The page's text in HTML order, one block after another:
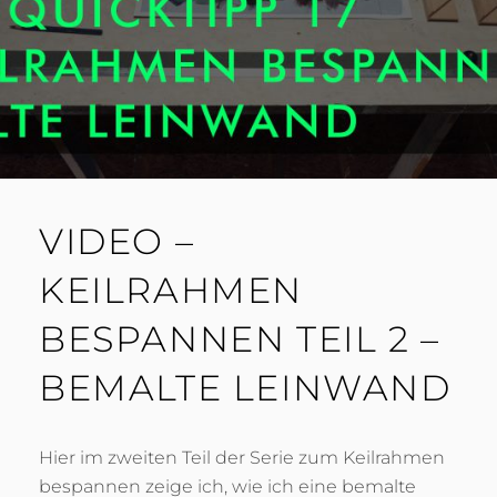
VIDEO –
KEILRAHMEN
BESPANNEN TEIL 2 –
BEMALTE LEINWAND
Hier im zweiten Teil der Serie zum Keilrahmen
bespannen zeige ich, wie ich eine bemalte